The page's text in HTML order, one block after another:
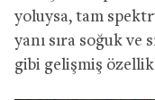
yoluysa, tam
yanı sıra soğuk
gibi gelişmiş